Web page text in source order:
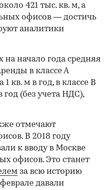
421 тыс. кв. м, а
офисов — достичь
аналитики
на начало года средняя
в классе А
1 кв. м в год, в классе В
год (без учета НДС),
отмечают
В 2018 году
к вводу в Москве
офисов. Это станет
за всю историю
давали